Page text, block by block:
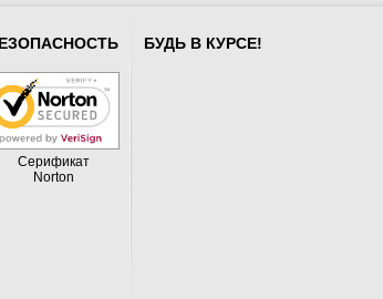
Серификат
Norton
БУДЬ В КУРСЕ!